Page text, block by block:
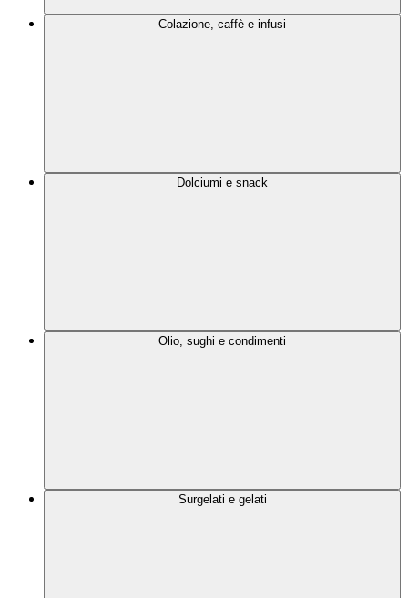
Colazione, caffè e infusi
Dolciumi e snack
Olio, sughi e condimenti
Surgelati e gelati